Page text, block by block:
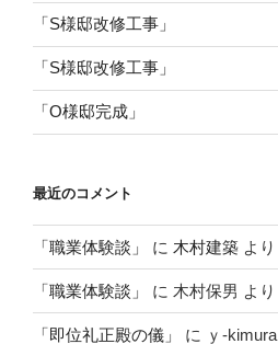
「S様邸改修工事」
「S様邸改修工事」
「O様邸完成」
最近のコメント
「職業体験談」 に 木村建築 より
「職業体験談」 に 木村保男 より
「即位礼正殿の儀」 に ｙ-kimura